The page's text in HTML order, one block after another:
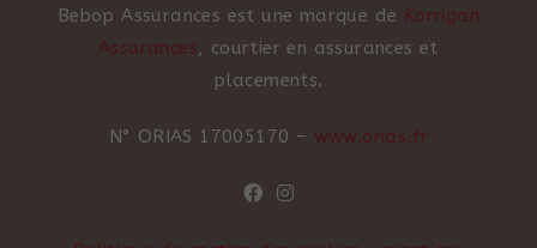
Bebop Assurances est une marque de Korrigan
Assurances, courtier en assurances et
placements.
N° ORIAS 17005170 – www.orias.fr